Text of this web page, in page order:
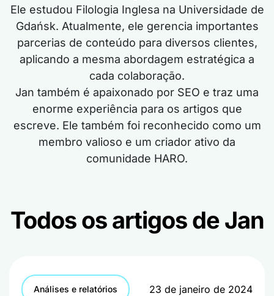
Ele estudou Filologia Inglesa na Universidade de
Gdańsk. Atualmente, ele gerencia importantes
parcerias de conteúdo para diversos clientes,
aplicando a mesma abordagem estratégica a
cada colaboração.
Jan também é apaixonado por SEO e traz uma
enorme experiência para os artigos que
escreve. Ele também foi reconhecido como um
membro valioso e um criador ativo da
comunidade HARO.
Todos os artigos de Jan
Análises e relatórios 23 de janeiro de 2024